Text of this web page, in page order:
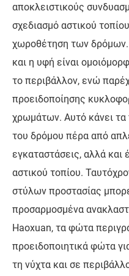
αποκλειστικούς
σχεδιασμό αστικού
χωροθέτηση των δρόμων.
και η υφή είναι
το περιβάλλον, ενώ
προειδοποίησης
χρωμάτων. Αυτό κάνει τα
του δρόμου πέρα ​​από
εγκαταστάσεις, αλλά και
αστικού τοπίου.
στύλων προστασίας
προσαρμοσμένα
Haoxuan, τα φώτα
προειδοποιητικά φώτα
τη νύχτα και σε